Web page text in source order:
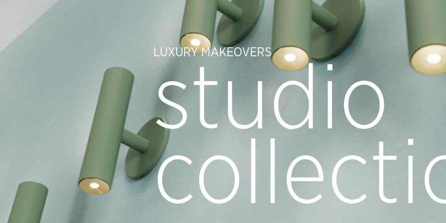
LUXURY MAKEOVERS
studio